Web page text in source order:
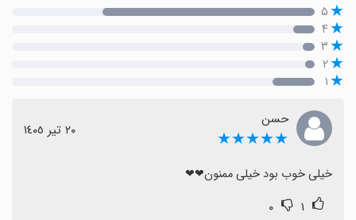
۵
۴
۳
۲
۱
حسن
★★★★★ ٢٠ تیر ١٤٠٥
خیلی خوب بود خیلی ممنون❤❤
۱ ۰